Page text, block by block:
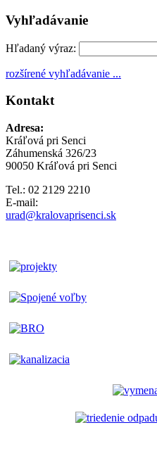
Vyhľadávanie
Hľadaný výraz:
rozšírené vyhľadávanie ...
Kontakt
Adresa:
Kráľová pri Senci
Záhumenská 326/23
90050 Kráľová pri Senci
Tel.: 02 2129 2210
E-mail:
urad@kralovaprisenci.sk